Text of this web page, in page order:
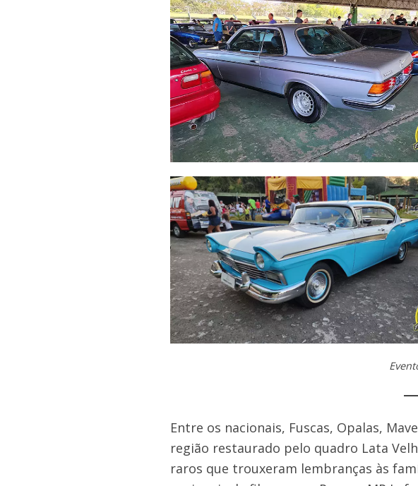
Entre os nacionais, Fuscas, Opalas,
região restaurado pelo quadro Lata
raros que trouxeram lembranças às